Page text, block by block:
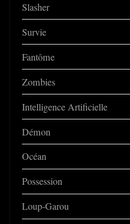
C’était mieux demain
Trailers
Slasher
Survie
Fantôme
Zombies
Intelligence Artificielle
Démon
Océan
Possession
Loup-Garou